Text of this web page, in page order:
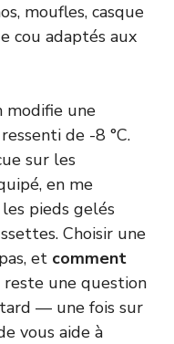
moufles, casque
cou adaptés aux
modifie une
de -8 °C.
sur les
en me
pieds gelés
Choisir une
et comment
reste une question
— une fois sur
vous aide à